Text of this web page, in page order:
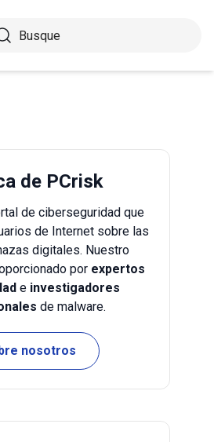
de PCrisk
de ciberseguridad que
de Internet sobre las
digitales. Nuestro
por expertos
e investigadores
de malware.
nosotros